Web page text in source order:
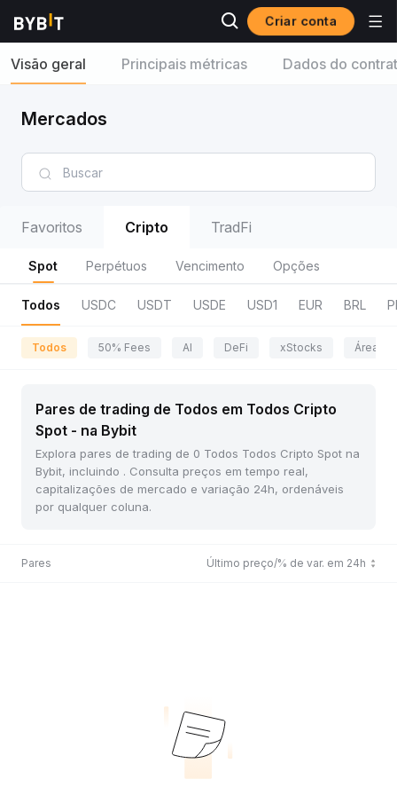
Criar conta
Visão geral Principais métricas Dados do
Mercados
Favoritos Cripto TradFi
Spot Perpétuos Vencimento Opções
Todos USDC USDT USDE USD1 EUR BRL
Todos 50% Fees AI DeFi xStocks Área da
Pares de trading de Todos em Todos Cripto
Spot - na Bybit
Explora pares de trading de 0 Todos Todos Cripto Spot na
Bybit, incluindo . Consulta preços em tempo real,
capitalizações de mercado e variação 24h, ordenáveis
por qualquer coluna.
Pares Último preço/% de var. em 24h